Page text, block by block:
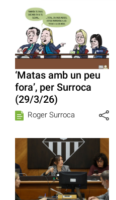
‘Matas amb un peu
fora’, per Surroca
(29/3/26)
Roger Surroca